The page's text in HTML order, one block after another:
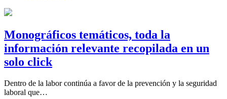
Monográficos temáticos, toda la
información relevante recopilada en un
solo click
Dentro de la labor continúa a favor de la prevención y la seguridad
laboral que…